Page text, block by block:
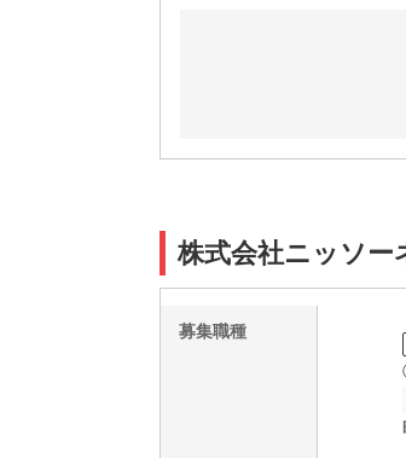
株式会社ニッソー
募集職種